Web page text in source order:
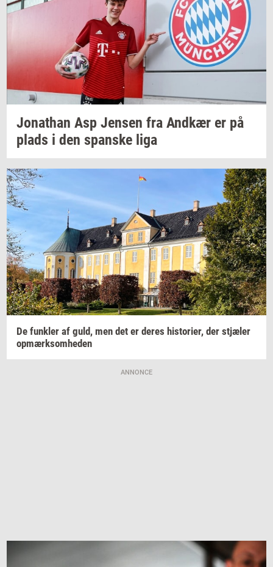
Jo­nat­han Asp Jen­sen fra And­kær er på
plads i den span­ske liga
De funk­ler af guld, men det er deres hi­sto­ri­er, der stjæ­ler
op­mærk­som­he­den
ANNONCE